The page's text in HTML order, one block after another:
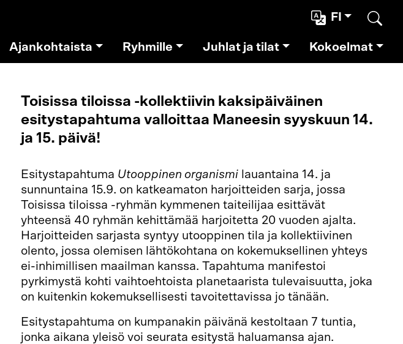
FI
Ajankohtaista Ryhmille Juhlat ja tilat Kokoelmat
Toisissa tiloissa -kollektiivin kaksipäiväinen
esitystapahtuma valloittaa Maneesin syyskuun 14.
ja 15. päivä!
Esitystapahtuma Utooppinen organismi lauantaina 14. ja
sunnuntaina 15.9. on katkeamaton harjoitteiden sarja, jossa
Toisissa tiloissa -ryhmän kymmenen taiteilijaa esittävät
yhteensä 40 ryhmän kehittämää harjoitetta 20 vuoden ajalta.
Harjoitteiden sarjasta syntyy utooppinen tila ja kollektiivinen
olento, jossa olemisen lähtökohtana on kokemuksellinen yhteys
ei-inhimillisen maailman kanssa. Tapahtuma manifestoi
pyrkimystä kohti vaihtoehtoista planetaarista tulevaisuutta, joka
on kuitenkin kokemuksellisesti tavoitettavissa jo tänään.
Esitystapahtuma on kumpanakin päivänä kestoltaan 7 tuntia,
jonka aikana yleisö voi seurata esitystä haluamansa ajan.